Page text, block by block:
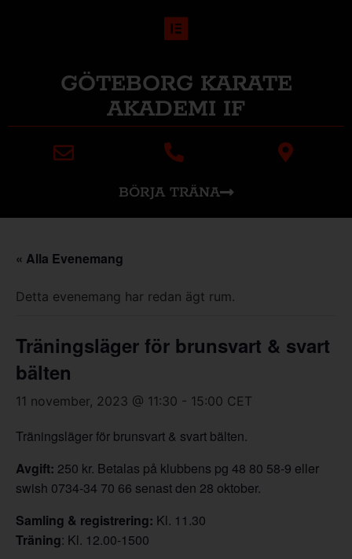
GÖTEBORG KARATE
AKADEMI IF
BÖRJA TRÄNA
« Alla Evenemang
Detta evenemang har redan ägt rum.
Träningsläger för brunsvart & svart
bälten
11 november, 2023 @ 11:30 - 15:00 CET
Träningsläger för brunsvart & svart bälten.
Avgift: 250 kr. Betalas på klubbens pg 48 80 58-9 eller
swish 0734-34 70 66 senast den 28 oktober.
Samling & registrering: Kl. 11.30
Träning: Kl. 12.00-1500